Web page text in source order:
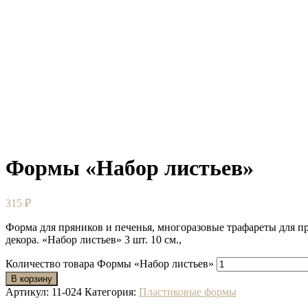
Формы «Набор листьев»
315 ₽
Форма для пряников и печенья, многоразовые трафареты для
декора. «Набор листьев» 3 шт. 10 см.,
Количество товара Формы «Набор листьев»
В корзину
Артикул: 11-024 Категория: Пластиковые формы